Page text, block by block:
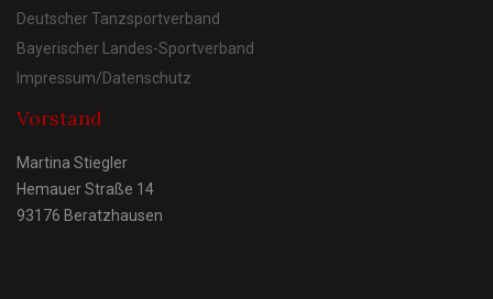
Deutscher Tanzsportverband
Bayerischer Landes-Sportverband
Impressum/Datenschutz
Vorstand
Martina Stiegler
Hemauer Straße 14
93176 Beratzhausen